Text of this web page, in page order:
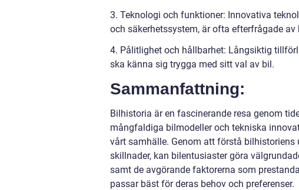
3. Teknologi och funktioner: Innovativa
och säkerhetssystem, är ofta efterfrågade av
4. Pålitlighet och hållbarhet: Långsiktig
ska känna sig trygga med sitt val av bil.
Sammanfattning:
Bilhistoria är en fascinerande resa genom
mångfaldiga bilmodeller och tekniska
vårt samhälle. Genom att förstå
skillnader, kan bilentusiaster göra
samt de avgörande faktorerna som
passar bäst för deras behov och preferenser.